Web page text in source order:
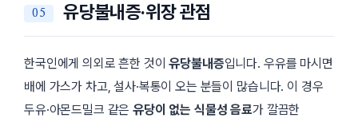
유당불내증·위장 관점
한국인에게 의외로 흔한 것이유당불내증입니다. 우유를 마시면
배에 가스가 차고, 설사·복통이 오는 분들이 많습니다. 이 경우
두유·아몬드밀크 같은유당이 없는 식물성 음료가 깔끔한